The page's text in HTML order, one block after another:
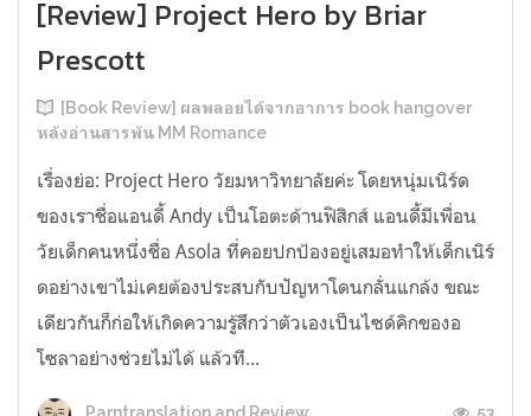
[Review] Project Hero by Briar
Prescott
[Book Review] ผลพลอยได้จากอาการ book hangover
หลังอ่านสารพัน MM Romance
เรื่องย่อ: Project Hero วัยมหาวิทยาลัยค่ะ โดยหนุ่มเนิร์ด
ของเราชื่อแอนดี้ Andy เป็นโอตะด้านฟิสิกส์ แอนดี้มีเพื่อน
วัยเด็กคนหนึ่งชื่อ Asola ที่คอยปกป้องอยู่เสมอทำให้เด็กเนิร์
ดอย่างเขาไม่เคยต้องประสบกับปัญหาโดนกลั่นแกล้ง ขณะ
เดียวกันก็ก่อให้เกิดความรู้สึกว่าตัวเองเป็นไซด์คิกของอ
โซลาอย่างช่วยไม่ได้ แล้วที...
53